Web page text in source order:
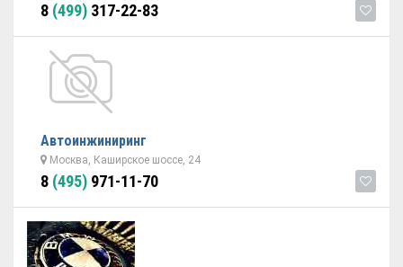
8 (499) 317-22-83
Автоинжиниринг
Москва, Каширское шоссе, 24
8 (495) 971-11-70